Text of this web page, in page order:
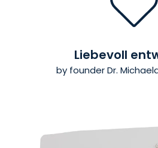
Liebevoll
by founder Dr.